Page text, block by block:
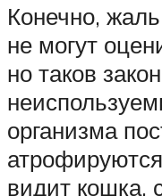
Конечно,
не могут
но таков
организма
видит кошка,